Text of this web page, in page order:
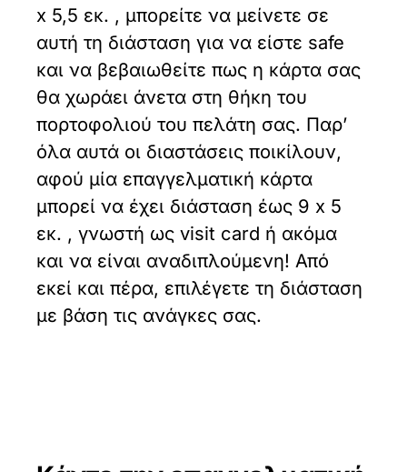
x 5,5 εκ. , μπορείτε να μείνετε σε
αυτή τη διάσταση για να είστε safe
και να βεβαιωθείτε πως η κάρτα σας
θα χωράει άνετα στη θήκη του
πορτοφολιού του πελάτη σας. Παρ’
όλα αυτά οι διαστάσεις ποικίλουν,
αφού μία επαγγελματική κάρτα
μπορεί να έχει διάσταση έως 9 x 5
εκ. , γνωστή ως visit card ή ακόμα
και να είναι αναδιπλούμενη! Από
εκεί και πέρα, επιλέγετε τη διάσταση
με βάση τις ανάγκες σας.